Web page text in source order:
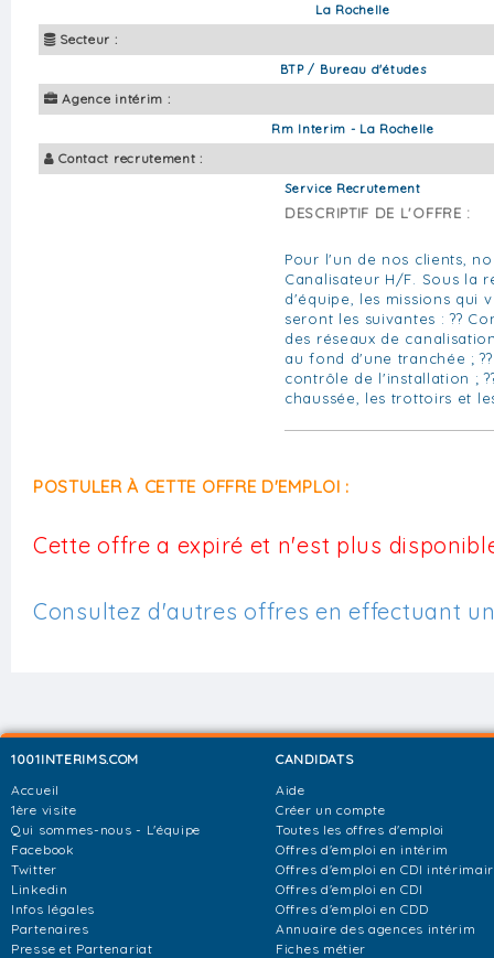
La Rochelle
Secteur :
BTP / Bureau d'études
Agence intérim :
Rm Interim - La Rochelle
Contact recrutement :
Service Recrutement
DESCRIPTIF DE L'OFFRE :
Pour l'un de nos clients,
Canalisateur H/F. Sous la
d'équipe, les missions qui
seront les suivantes : ??
des réseaux de
au fond d'une tranchée ;
contrôle de l'installation ;
chaussée, les trottoirs et
POSTULER À CETTE OFFRE D'EMPLOI :
Cette offre a expiré et n'est plus
Consultez d'autres offres en effectuant
1001INTERIMS.COM
Accueil
1ère visite
Qui sommes-nous - L'équipe
Facebook
Twitter
Linkedin
Infos légales
Partenaires
Presse et Partenariat
CANDIDATS
Aide
Créer un compte
Toutes les offres d'emploi
Offres d'emploi en intérim
Offres d'emploi en CDI
Offres d'emploi en CDI
Offres d'emploi en CDD
Annuaire des agences intérim
Fiches métier